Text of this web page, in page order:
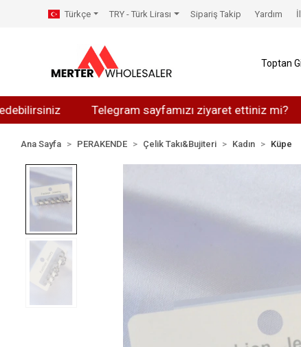
Telegram sayfamızı ziyaret ettiniz mi?
Türkçe TRY - Türk Lirası Sipariş Takip Yardım
Toptan
Ana Sayfa PERAKENDE Çelik Takı&Bujiteri Kadın Küpe